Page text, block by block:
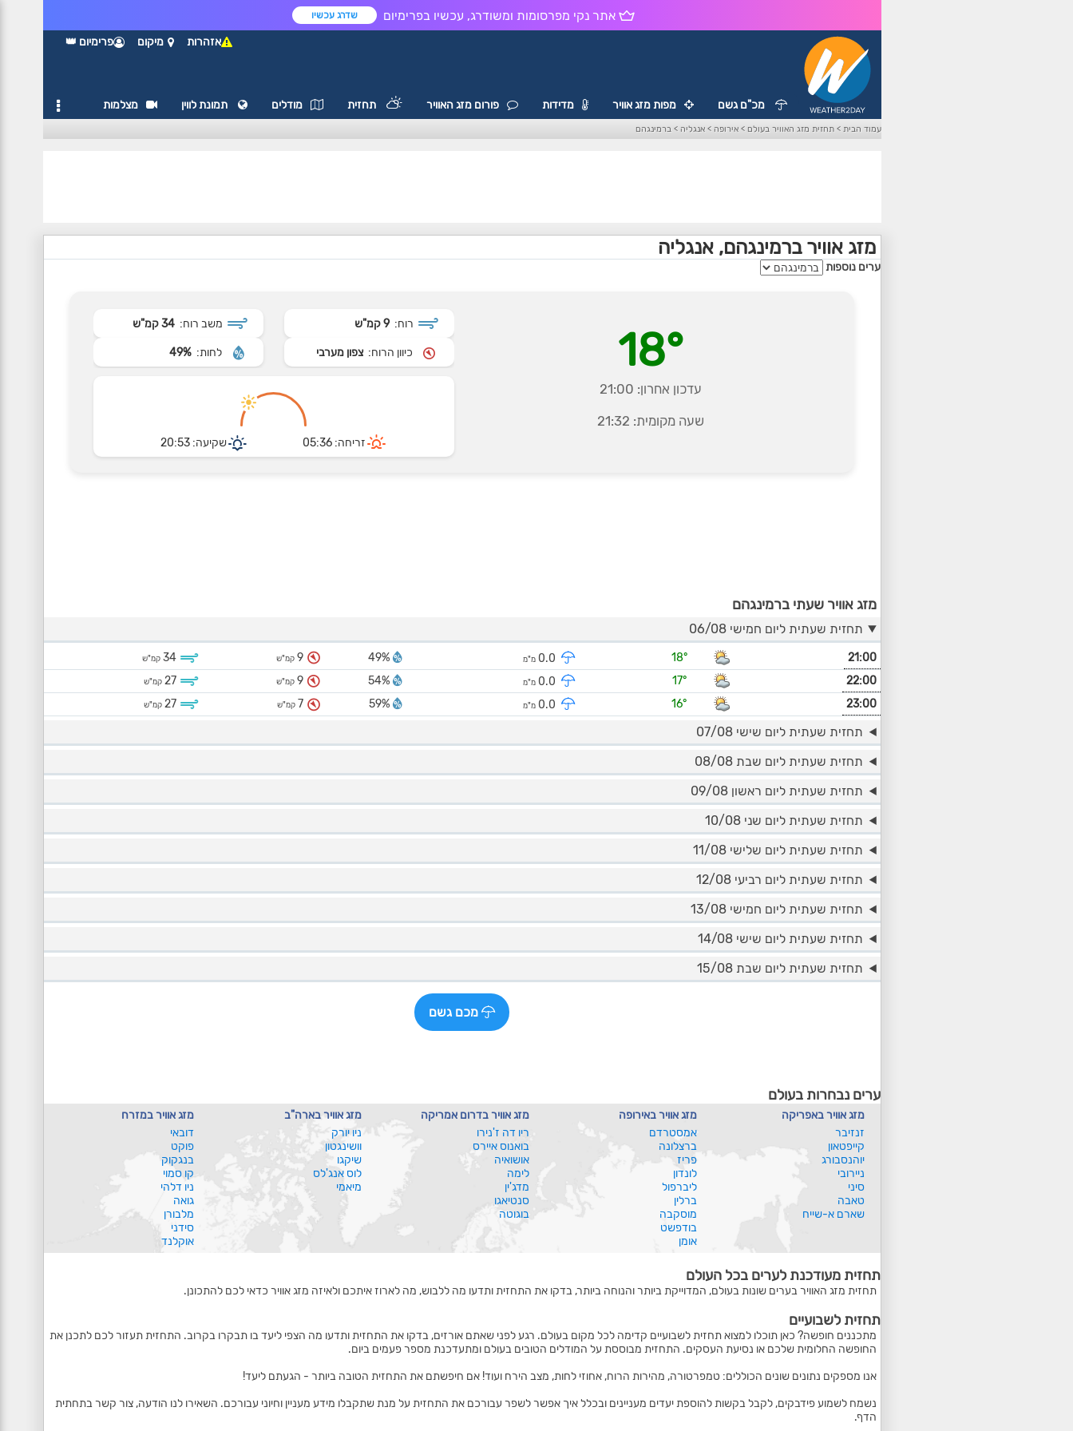
אתר נקי מפרסומות ומשודרג, עכשיו בפרימיום שדרג עכשיו
אזהרות מיקום פרימיום 👑
מכ"ם גשם מפות מזג אוויר מדידות פורום מזג האוויר תחזית מודלים תמונת לווין מצלמות
עמוד הבית >תחזית מזג האוויר בעולם >אירופה >אנגליה >ברמינגהם
מזג אוויר ברמינגהם, אנגליה
ערים נוספות
18°
עדכון אחרון: 21:00
שעה מקומית: 21:32
רוח: 9 קמ"ש משב רוח: 34 קמ"ש
כיוון הרוח: צפון מערבי לחות: 49%
זריחה: 05:36 שקיעה: 20:53
מזג אוויר שעתי ברמינגהם
תחזית שעתית ליום חמישי 06/08
21:00
18° מ"מ 49%
9 קמ"ש 34 קמ"ש
22:00
17° מ"מ 54%
9 קמ"ש 27 קמ"ש
23:00
16° מ"מ 59%
7 קמ"ש 27 קמ"ש
תחזית שעתית ליום שישי 07/08
תחזית שעתית ליום שבת 08/08
תחזית שעתית ליום ראשון 09/08
תחזית שעתית ליום שני 10/08
תחזית שעתית ליום שלישי 11/08
תחזית שעתית ליום רביעי 12/08
תחזית שעתית ליום חמישי 13/08
תחזית שעתית ליום שישי 14/08
תחזית שעתית ליום שבת 15/08
מכם גשם
ערים נבחרות בעולם
מזג אוויר באפריקה
זנזיבר
קייפטאון
יוהנסבורג
ניירובי
סיני
טאבה
שארם א-שייח
מזג אוויר באירופה
אמסטרדם
ברצלונה
פריז
לונדון
ליברפול
ברלין
מוסקבה
בודפשט
אומן
מזג אוויר בדרום אמריקה
ריו דה ז'נירו
בואנוס איירס
אושואיה
לימה
מדג'ין
סנטיאגו
בוגוטה
מזג אוויר בארה"ב
ניו יורק
וושינגטון
שיקגו
לוס אנג'לס
מיאמי
מזג אוויר במזרח
דובאי
פוקט
בנגקוק
קו סמוי
ניו דלהי
גואה
מלבורן
סידני
אוקלנד
תחזית מעודכנת לערים בכל העולם
תחזית מזג האוויר בערים שונות בעולם, המדוייקת ביותר והנוחה ביותר, בדקו את התחזית ותדעו מה ללבוש, מה לארוז איתכם ולאיזה מזג אוויר כדאי לכם להתכונן.
תחזית לשבועיים
מתכננים חופשה? כאן תוכלו למצוא תחזית לשבועיים קדימה לכל מקום בעולם. רגע לפני שאתם אורזים, בדקו את התחזית ותדעו מה הצפי ליעד בו תבקרו בקרוב. התחזית תעזור לכם לתכנן את
החופשה החלומית שלכם או נסיעת העסקים. התחזית מבוססת על המודלים הטובים בעולם ומתעדכנת מספר פעמים ביום.
אנו מספקים נתונים שונים הכוללים: טמפרטורה, מהירות הרוח, אחוזי לחות, מצב הירח ועוד! אם חיפשתם את התחזית הטובה ביותר - הגעתם ליעד!
נשמח לשמוע פידבקים, לקבל בקשות להוספת יעדים מעניינים ובכלל איך אפשר לשפר עבורכם את התחזית על מנת שתקבלו מידע מעניין וחיוני עבורכם. השאירו לנו הודעה, צור קשר בתחתית
הדף.